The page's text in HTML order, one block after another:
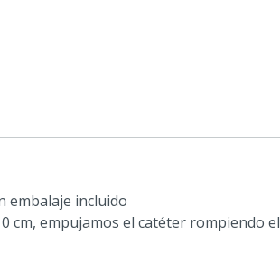
embalaje incluido
cm, empujamos el catéter rompiendo el